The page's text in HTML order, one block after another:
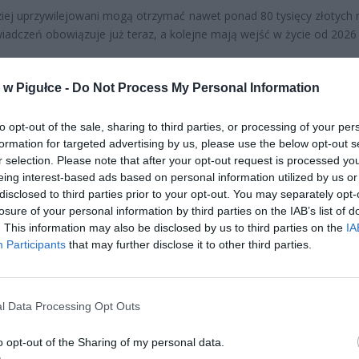
Pigułce - Do Not Process My Personal Information
opt-out of the sale, sharing to third parties, or processing of your
for targeted advertising by us, please use the below opt-out
selection. Please note that after your opt-out request is processed
interest-based ads based on personal information utilized by us
to third parties prior to your opt-out. You may separately
of your personal information by third parties on the IAB’s list of
This information may also be disclosed by us to third parties on the
Participants that may further disclose it to other third parties.
Data Processing Opt Outs
opt-out of the Sharing of my personal data.
uprzywilejowani mogą otrzymać nawet ponad 80 tysięcy złotych
obowiązuje już teraz, a kolejne mają wejść w życie od 2026
3600 zł miesięcznie zamiast 800+. Nowa propozycja dla
2026 19:29
podniesie próg 500 plus dla seniorów. Policzyliśmy, ile może
wypłata przy emeryturze od 2200 do 2700 zł
2026 19:14